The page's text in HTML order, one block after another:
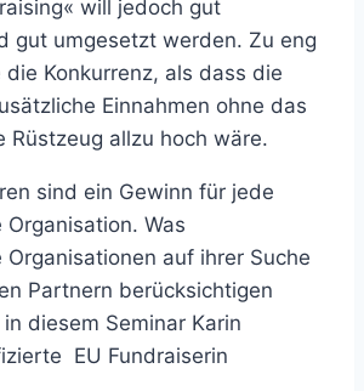
will jedoch gut
gut umgesetzt werden. Zu eng
Konkurrenz, als dass die
Einnahmen ohne das
Rüstzeug allzu hoch wäre.
sind ein Gewinn für jede
Was
Organisationen auf ihrer Suche
Partnern berücksichtigen
diesem Seminar Karin
EU Fundraiserin